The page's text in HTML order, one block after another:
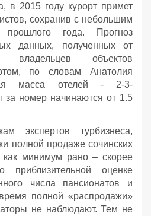
в 2015 году курорт примет
сохранив с небольшим
прошлого года. Прогноз
данных, полученных от
владельцев объектов
по словам Анатолия
масса отелей - 2-3-
за номер начинаются от 1.5
экспертов турбизнеса,
полной продаже сочинских
как минимум рано – скорее
оценке
числа пансионатов и
полной «распродажи»
не наблюдают. Тем не